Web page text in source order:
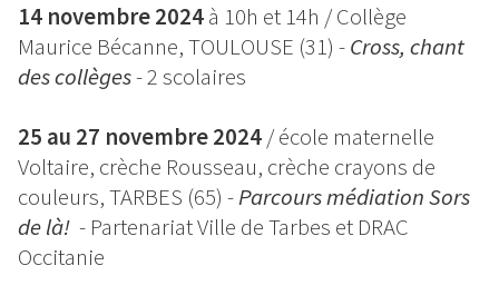
14 novembre 2024à 10h et 14h / Collège
Maurice Bécanne, TOULOUSE (31) -Cross, chant
des collèges- 2 scolaires
25 au 27 novembre 2024/ école maternelle
Voltaire, crèche Rousseau, crèche crayons de
couleurs, TARBES (65) -Parcours médiation Sors
de là! - Partenariat Ville de Tarbes et DRAC
Occitanie